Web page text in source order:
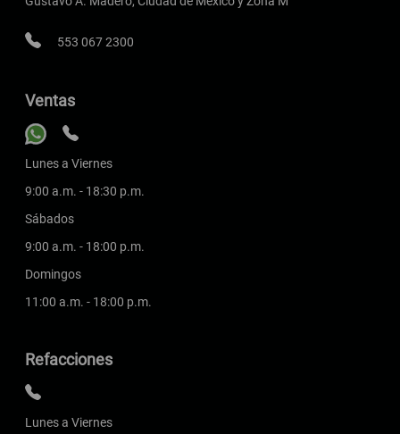
553 067 2300
Ventas
Lunes a Viernes
9:00 a.m. - 18:30 p.m.
Sábados
9:00 a.m. - 18:00 p.m.
Domingos
11:00 a.m. - 18:00 p.m.
Refacciones
Lunes a Viernes